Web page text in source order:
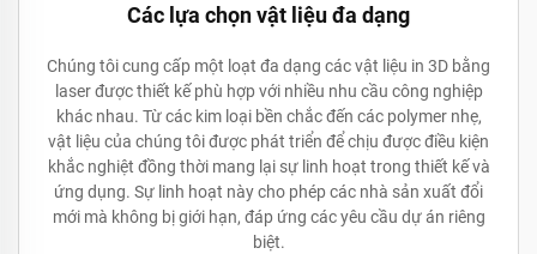
Các lựa chọn vật liệu đa dạng
Chúng tôi cung cấp một loạt đa dạng các vật liệu in 3D bằng
laser được thiết kế phù hợp với nhiều nhu cầu công nghiệp
khác nhau. Từ các kim loại bền chắc đến các polymer nhẹ,
vật liệu của chúng tôi được phát triển để chịu được điều kiện
khắc nghiệt đồng thời mang lại sự linh hoạt trong thiết kế và
ứng dụng. Sự linh hoạt này cho phép các nhà sản xuất đổi
mới mà không bị giới hạn, đáp ứng các yêu cầu dự án riêng
biệt.